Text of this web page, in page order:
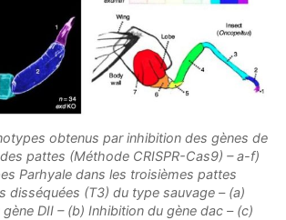
obtenus par inhibition des gènes de
pattes (Méthode CRISPR-Cas9) – a-f)
Parhyale dans les troisièmes pattes
disséquées (T3) du type sauvage – (a)
gène DII –(b) Inhibition du gène dac – (c)